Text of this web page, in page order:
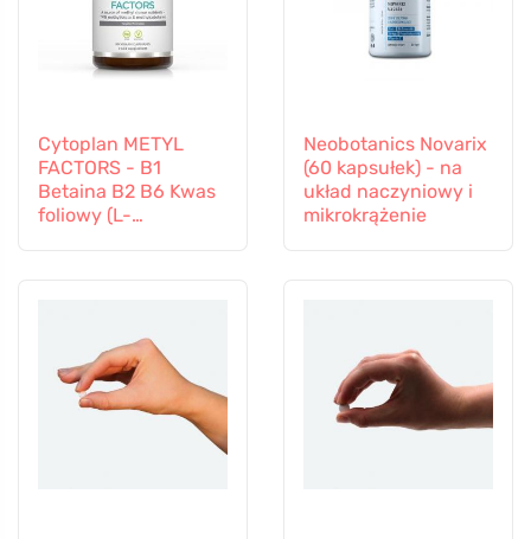
Cytoplan METYL
FACTORS - B1
Betaina B2 B6 Kwas
foliowy (L-
Neobotanics Novarix
(60 kapsułek) - na
układ naczyniowy i
mikrokrążenie